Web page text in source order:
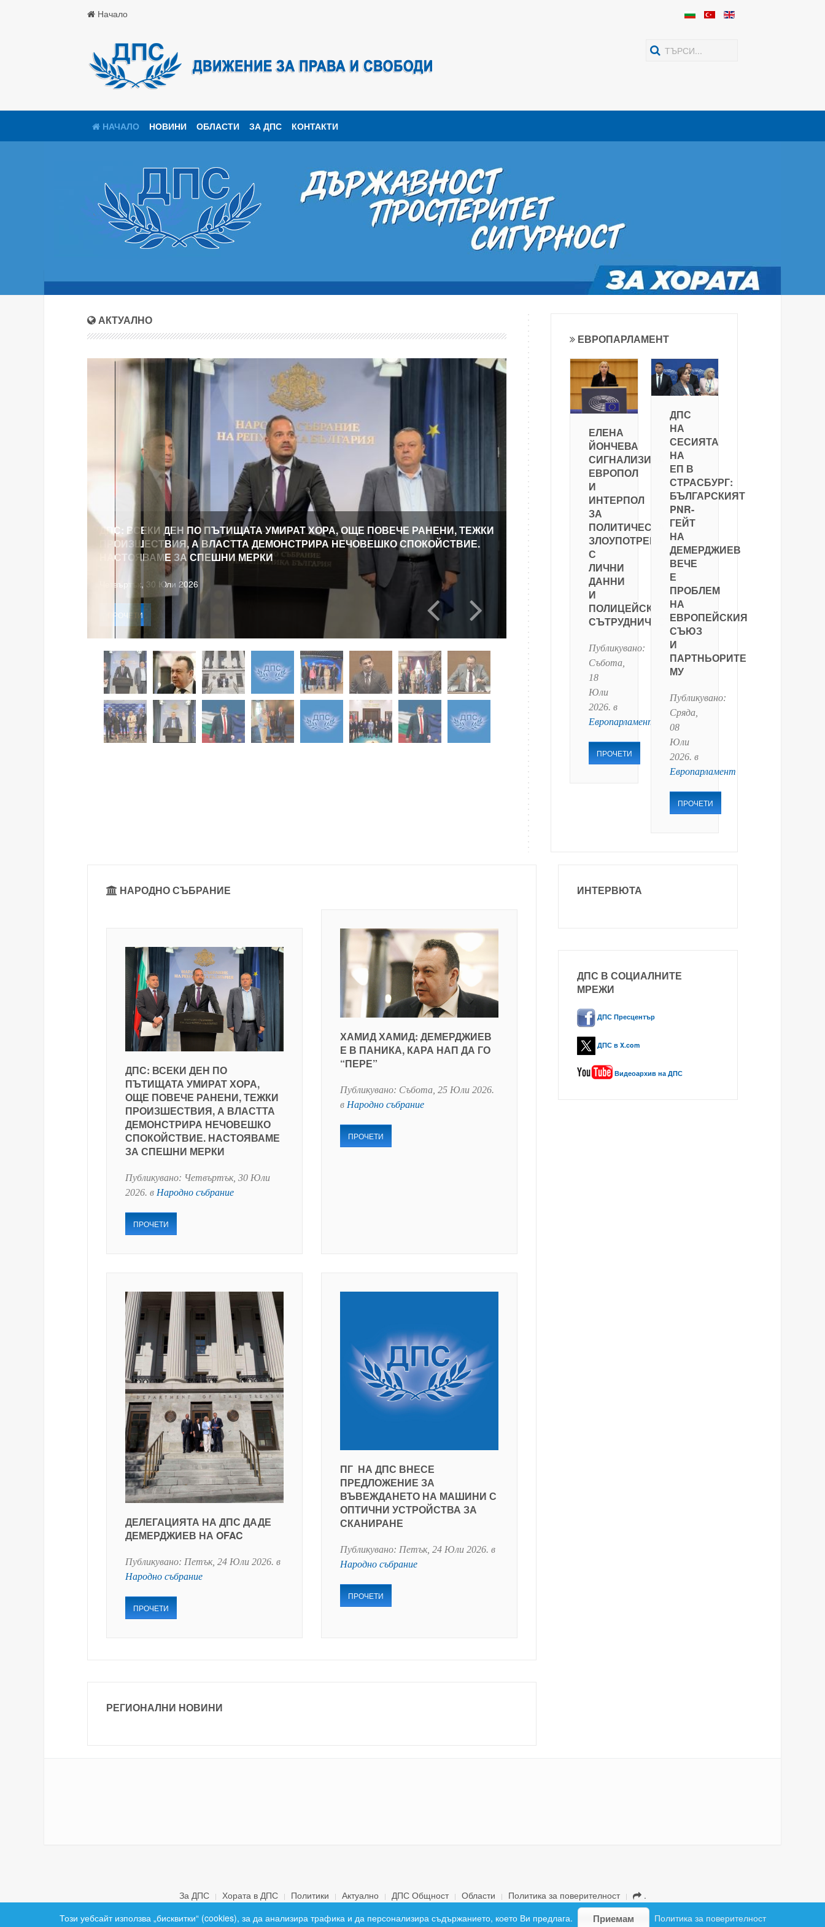
Начало
НАЧАЛО НОВИНИ ОБЛАСТИ ЗА ДПС КОНТАКТИ
АКТУАЛНО
ДПС: ВСЕКИ ДЕН ПО ПЪТИЩАТА УМИРАТ ХОРА, ОЩЕ ПОВЕЧЕ РАНЕНИ, ТЕЖКИ
ПРОИЗШЕСТВИЯ, А ВЛАСТТА ДЕМОНСТРИРА НЕЧОВЕШКО СПОКОЙСТВИЕ.
НАСТОЯВАМЕ ЗА СПЕШНИ МЕРКИ
Четвъртък, 30 Юли 2026
ПРОЧЕТИ
ЕВРОПАРЛАМЕНТ
ЕЛЕНА
ЙОНЧЕВА
СИГНАЛИЗИРА
ЕВРОПОЛ
И
ИНТЕРПОЛ
ЗА
ПОЛИТИЧЕСКА
ЗЛОУПОТРЕБА
С
ЛИЧНИ
ДАННИ
И
ПОЛИЦЕЙСКО
СЪТРУДНИЧЕСТВО
Публикувано:
Събота,
18
Юли
2026. в
Европарламент
ПРОЧЕТИ
ДПС
НА
СЕСИЯТА
НА
ЕП В
СТРАСБУРГ:
БЪЛГАРСКИЯТ
PNR-
ГЕЙТ
НА
ДЕМЕРДЖИЕВ
ВЕЧЕ
Е
ПРОБЛЕМ
НА
ЕВРОПЕЙСКИЯ
СЪЮЗ
И
ПАРТНЬОРИТЕ
МУ
Публикувано:
Сряда,
08
Юли
2026. в
Европарламент
ПРОЧЕТИ
НАРОДНО СЪБРАНИЕ
ДПС: ВСЕКИ ДЕН ПО
ПЪТИЩАТА УМИРАТ ХОРА,
ОЩЕ ПОВЕЧЕ РАНЕНИ, ТЕЖКИ
ПРОИЗШЕСТВИЯ, А ВЛАСТТА
ДЕМОНСТРИРА НЕЧОВЕШКО
СПОКОЙСТВИЕ. НАСТОЯВАМЕ
ЗА СПЕШНИ МЕРКИ
Публикувано: Четвъртък, 30 Юли
2026. в Народно събрание
ПРОЧЕТИ
ХАМИД ХАМИД: ДЕМЕРДЖИЕВ
Е В ПАНИКА, КАРА НАП ДА ГО
“ПЕРЕ”
Публикувано: Събота, 25 Юли 2026.
в Народно събрание
ПРОЧЕТИ
ДЕЛЕГАЦИЯТА НА ДПС ДАДЕ
ДЕМЕРДЖИЕВ НА OFAC
Публикувано: Петък, 24 Юли 2026. в
Народно събрание
ПРОЧЕТИ
ПГ НА ДПС ВНЕСЕ
ПРЕДЛОЖЕНИЕ ЗА
ВЪВЕЖДАНЕТО НА МАШИНИ С
ОПТИЧНИ УСТРОЙСТВА ЗА
СКАНИРАНЕ
Публикувано: Петък, 24 Юли 2026. в
Народно събрание
ПРОЧЕТИ
РЕГИОНАЛНИ НОВИНИ
ИНТЕРВЮТА
ДПС В СОЦИАЛНИТЕ
МРЕЖИ
ДПС Пресцентър
ДПС в X.com
Видеоархив на ДПС
За ДПС Хората в ДПС Политики Актуално ДПС Общност Области Политика за поверителност
.
Този уебсайт използва „бисквитки“ (cookies), за да анализира трафика и да персонализира съдържанието, което Ви предлага. Приемам Политика за поверителност